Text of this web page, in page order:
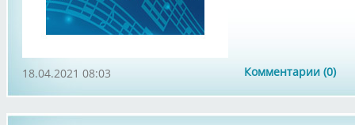
Комментарии (0)
18.04.2021 08:03